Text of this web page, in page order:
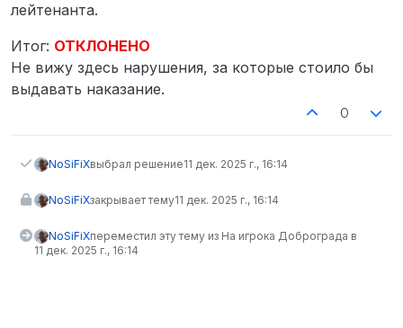
лейтенанта.
Итог: ОТКЛОНЕНО
Не вижу здесь нарушения, за которые стоило бы
выдавать наказание.
0
NoSiFiXвыбрал решение11 дек. 2025 г., 16:14
NoSiFiXзакрывает тему11 дек. 2025 г., 16:14
NoSiFiXпереместил эту тему из На игрока Доброграда в
11 дек. 2025 г., 16:14